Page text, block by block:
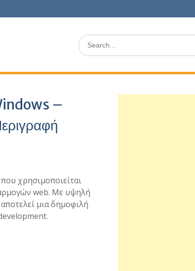
Search
for:
–
χρησιμοποιείται
web. Με υψηλή
μια δημοφιλή